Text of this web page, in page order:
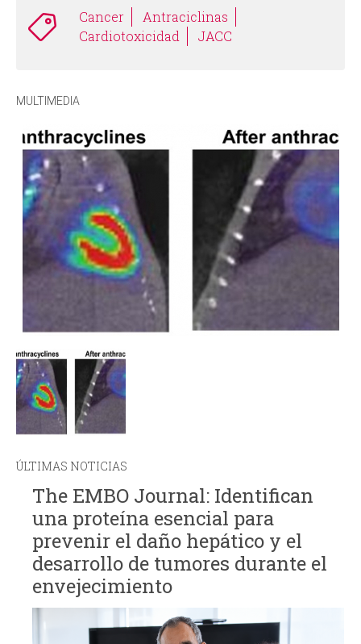
Cancer
Antraciclinas
Cardiotoxicidad
JACC
MULTIMEDIA
ÚLTIMAS NOTICIAS
The EMBO Journal: Identifican
una proteína esencial para
prevenir el daño hepático y el
desarrollo de tumores durante el
envejecimiento